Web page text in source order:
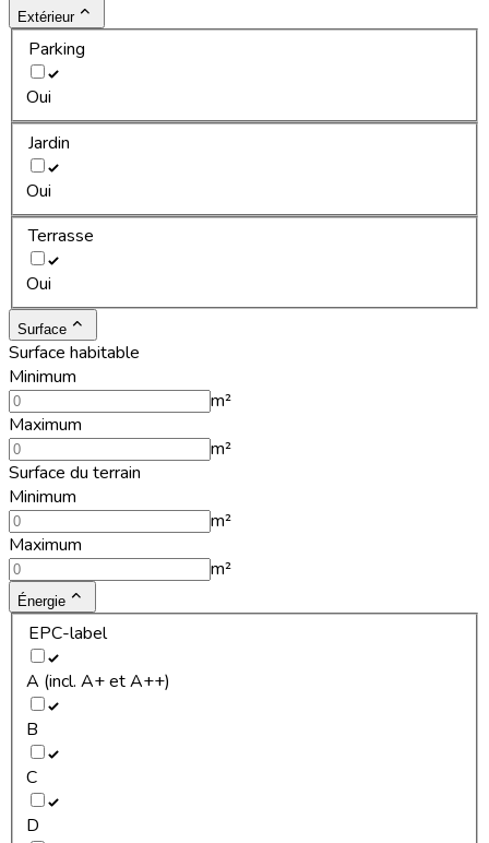
Extérieur
Parking
Oui
Jardin
Oui
Terrasse
Oui
Surface
Surface habitable
Minimum
m²
Maximum
m²
Surface du terrain
Minimum
m²
Maximum
m²
Énergie
EPC-label
A (incl. A+ et A++)
B
C
D